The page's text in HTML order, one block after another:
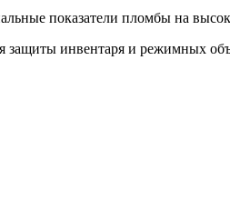
показатели пломбы на
защиты инвентаря и режимных